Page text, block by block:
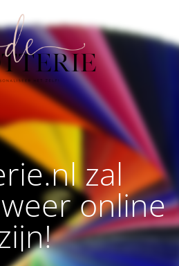
zal
online